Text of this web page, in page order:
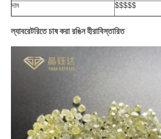
দাম
$$$$$
ল্যাবরেটরিতে চাষ করা রঙিন হীরাবিস্তারিত